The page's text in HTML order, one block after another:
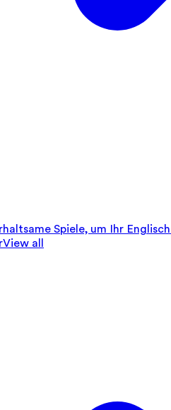
Spiele, um Ihr
View all